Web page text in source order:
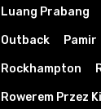
Luang Prabang
Outback Pamir
Rockhampton
Rowerem Przez